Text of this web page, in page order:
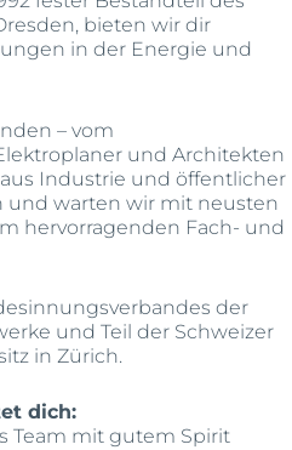
bieten wir dir
in der Energie und
– vom
und Architekten
Industrie und öffentlicher
und warten wir mit neusten
hervorragenden Fach- und
der
und Teil der Schweizer
in Zürich.
dich:
Team mit gutem Spirit